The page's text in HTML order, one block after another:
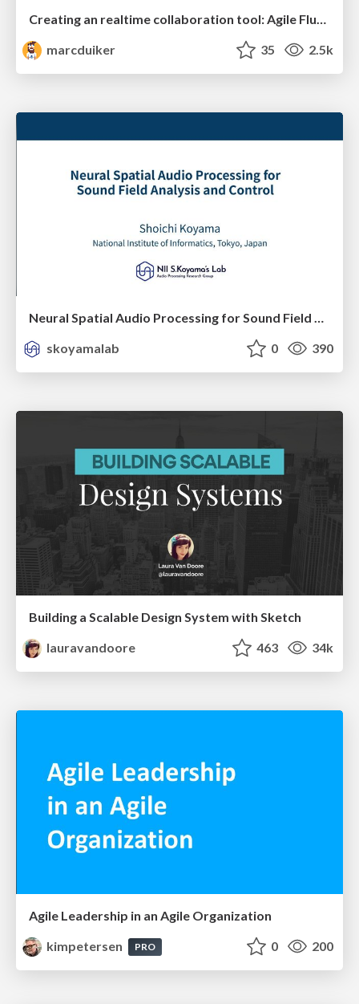
Creating an realtime collaboration tool: Agile Flush - .NET Oxford
marcduiker
35 2.5k
Neural Spatial Audio Processing for Sound Field Analysis and Control
skoyamalab
0 390
Building a Scalable Design System with Sketch
lauravandoore
463 34k
Agile Leadership in an Agile Organization
kimpetersen
PRO 0 200